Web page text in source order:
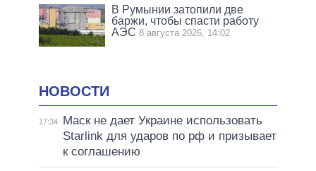
В Румынии затопили две
баржи, чтобы спасти работу
АЭС 8 августа 2026, 14:02
НОВОСТИ
17:34
Маск не дает Украине использовать
Starlink для ударов по рф и призывает
к соглашению